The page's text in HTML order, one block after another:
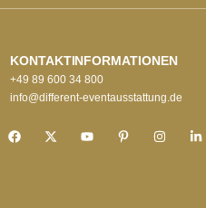
KONTAKTINFORMATIONEN
+49 89 600 34 800
info@different-eventausstattung.de